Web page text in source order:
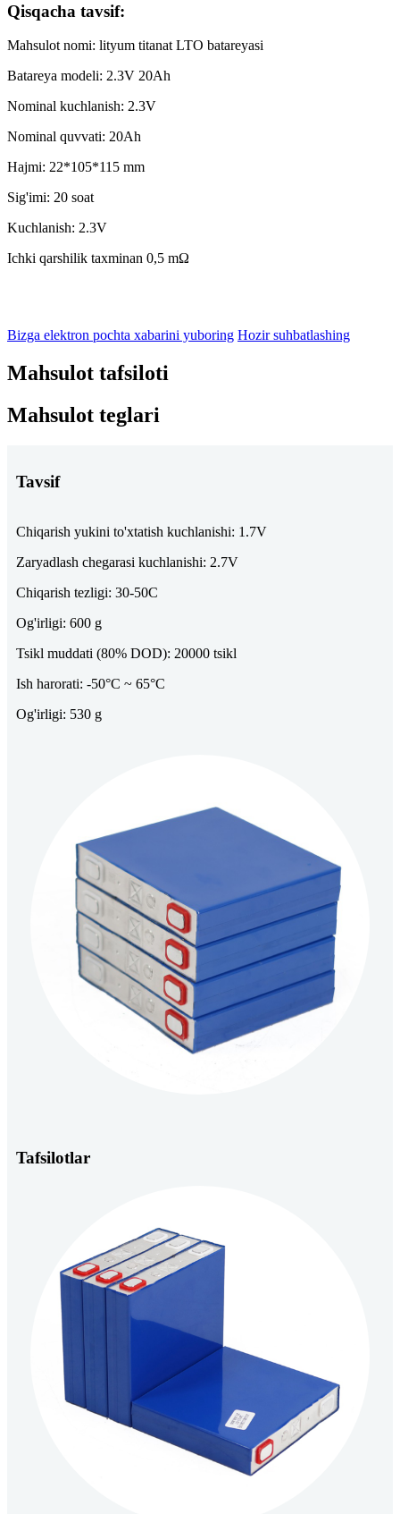
Qisqacha tavsif:
Mahsulot nomi: lityum titanat LTO batareyasi
Batareya modeli: 2.3V 20Ah
Nominal kuchlanish: 2.3V
Nominal quvvati: 20Ah
Hajmi: 22*105*115 mm
Sig'imi: 20 soat
Kuchlanish: 2.3V
Ichki qarshilik taxminan 0,5 mΩ
Bizga elektron pochta xabarini yuboring Hozir suhbatlashing
Mahsulot tafsiloti
Mahsulot teglari
Tavsif
Chiqarish yukini to'xtatish kuchlanishi: 1.7V
Zaryadlash chegarasi kuchlanishi: 2.7V
Chiqarish tezligi: 30-50C
Og'irligi: 600 g
Tsikl muddati (80% DOD): 20000 tsikl
Ish harorati: -50°C ~ 65°C
Og'irligi: 530 g
Tafsilotlar